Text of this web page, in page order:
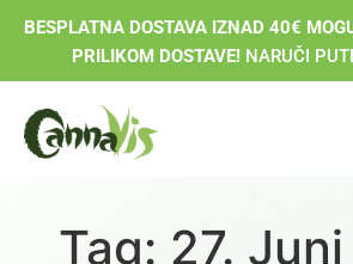
BESPLATNA DOSTAVA IZNAD 40€
PRILIKOM DOSTAVE!NARUČI
Tag: 27.